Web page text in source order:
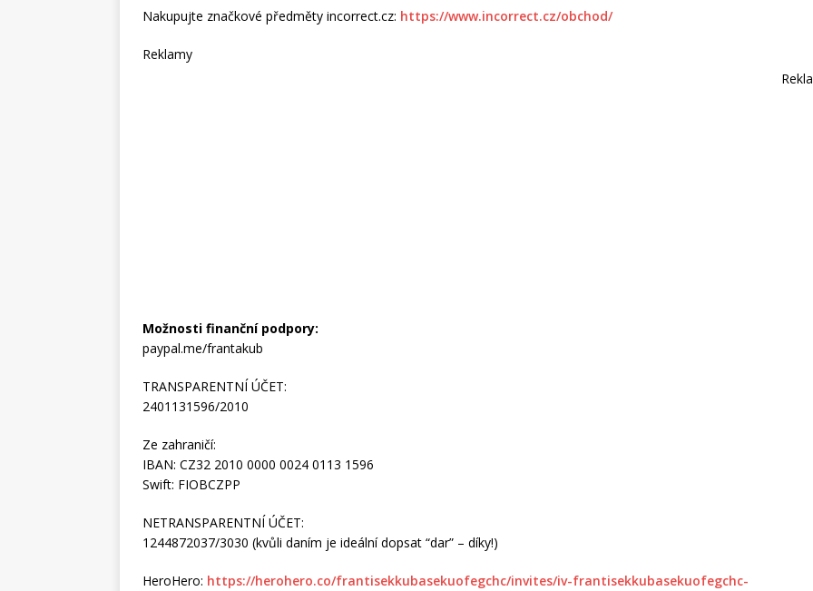
Nakupujte značkové předměty incorrect.cz: https://www.incorrect.cz/obchod/
Reklamy
Možnosti finanční podpory:
paypal.me/frantakub
TRANSPARENTNÍ ÚČET:
2401131596/2010
Ze zahraničí:
IBAN: CZ32 2010 0000 0024 0113 1596
Swift: FIOBCZPP
NETRANSPARENTNÍ ÚČET:
1244872037/3030 (kvůli daním je ideální dopsat “dar” – díky!)
HeroHero: https://herohero.co/frantisekkubasekuofegchc/invites/iv-frantisekkubasekuofegchc-